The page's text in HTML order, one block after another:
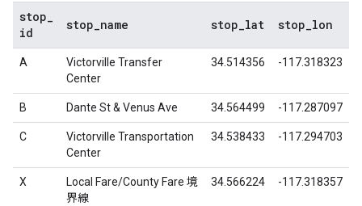
stop
id
stop name stop lat stop lon
A
Victorville Transfer
Center
34.514356 -117.318323
B Dante St & Venus Ave 34.564499 -117.287097
C
Victorville Transportation
Center
34.538433 -117.294703
X Local Fare/County Fare 境
界線
34.566224 -117.318357